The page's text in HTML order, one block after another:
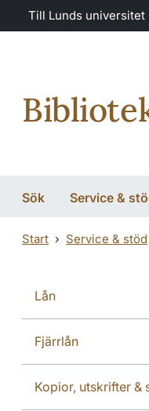
Hoppa till huvudinnehåll
Hoppa till huvudinnehåll
Till Lunds universitet
Sök Service &
Start Service & stöd
Lån
Fjärrlån
Kopior, utskrifter &